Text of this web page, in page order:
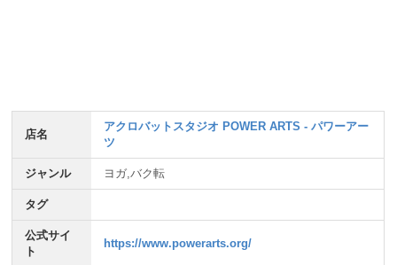
店名
アクロバットスタジオ POWER ARTS - パワーアー
ツ
ジャンル ヨガ,バク転
タグ
公式サイ
ト
https://www.powerarts.org/